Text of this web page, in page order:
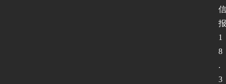
信
报
1
8
.
3